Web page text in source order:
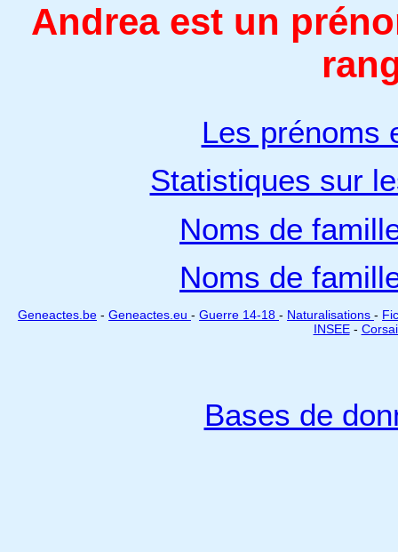
Andrea est un
Les prénoms
Statistiques sur
Noms de
Noms de
Geneactes.be - Geneactes.eu - Guerre 14-18 - Naturalisations -
INSEE-
Bases de